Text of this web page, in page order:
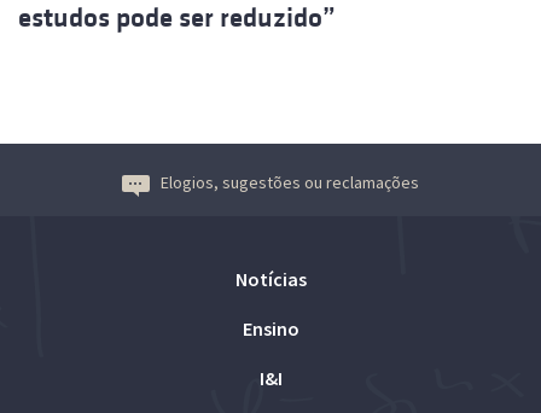
estudos pode ser reduzido”
Elogios, sugestões ou reclamações
Notícias
Ensino
I&I